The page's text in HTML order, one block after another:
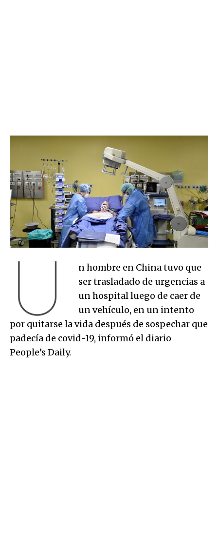
U
n hombre en China tuvo que
ser trasladado de urgencias a
un hospital luego de caer de
un vehículo, en un intento
por quitarse la vida después de sospechar que
padecía de covid-19, informó el diario
People’s Daily.